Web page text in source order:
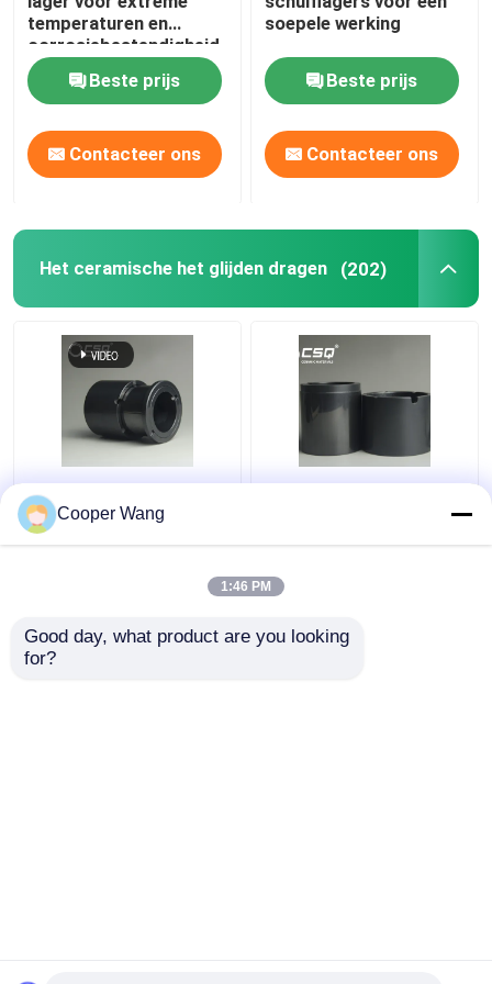
temperaturen en
corrosiebestendigheid
Beste prijs
Contacteer ons
soepele werking
Beste prijs
Contacteer ons
Het ceramische het glijden dragen (202)
Pompen Ceramische
Glijdende Dragende
fabrikanten SSiC
Ceramisch het Glijden
hoge temperatuur van
de Motorpomp
Cooper Wang
1:46 PM
Good day, what product are you looking
for?